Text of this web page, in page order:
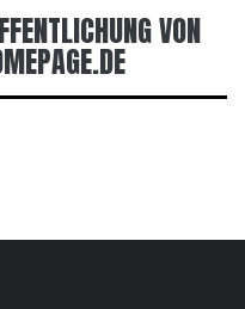
VON